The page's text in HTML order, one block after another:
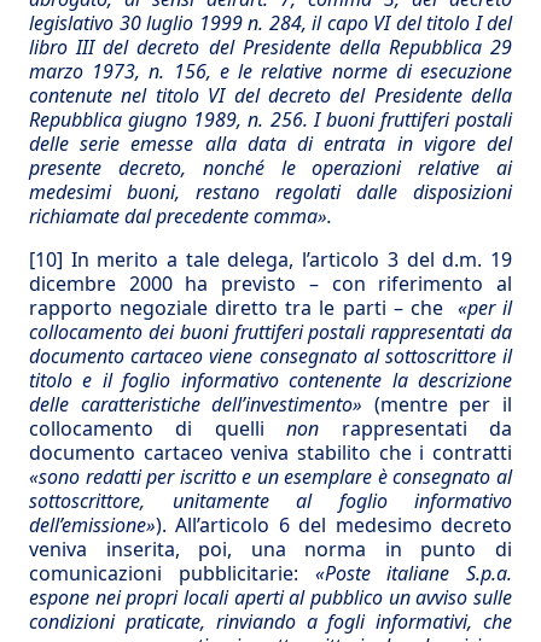
legislativo 30 luglio 1999 n. 284, il capo VI del titolo I del
libro III del decreto del Presidente della Repubblica 29
marzo 1973, n. 156, e le relative norme di esecuzione
contenute nel titolo VI del decreto del Presidente della
Repubblica giugno 1989, n. 256. I buoni fruttiferi postali
delle serie emesse alla data di entrata in vigore del
presente decreto, nonché le operazioni relative ai
medesimi buoni, restano regolati dalle disposizioni
richiamate dal precedente comma».
[10] In merito a tale delega, l’articolo 3 del d.m. 19
dicembre 2000 ha previsto – con riferimento al
rapporto negoziale diretto tra le parti – che «per il
collocamento dei buoni fruttiferi postali rappresentati da
documento cartaceo viene consegnato al sottoscrittore il
titolo e il foglio informativo contenente la descrizione
delle caratteristiche dell’investimento» (mentre per il
collocamento di quellinon rappresentati da
documento cartaceo veniva stabilito che i contratti
«sono redatti per iscritto e un esemplare è consegnato al
sottoscrittore, unitamente al foglio informativo
dell’emissione»). All’articolo 6 del medesimo decreto
veniva inserita, poi, una norma in punto di
comunicazioni pubblicitarie: «Poste italiane S.p.a.
espone nei propri locali aperti al pubblico un avviso sulle
condizioni praticate, rinviando a fogli informativi, che